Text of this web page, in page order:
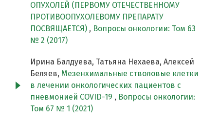
ОПУХОЛЕЙ (ПЕРВОМУ ОТЕЧЕСТВЕННОМУ
ПРОТИВООПУХОЛЕВОМУ ПРЕПАРАТУ
ПОСВЯЩАЕТСЯ) , Вопросы онкологии: Том 63
№ 2 (2017)
Ирина Балдуева, Татьяна Нехаева, Алексей
Беляев, Мезенхимальные стволовые клетки
в лечении онкологических пациентов с
пневмонией COVID-19 , Вопросы онкологии:
Том 67 № 1 (2021)